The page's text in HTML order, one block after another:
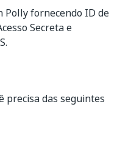
Polly fornecendo ID de
Secreta e
precisa das seguintes